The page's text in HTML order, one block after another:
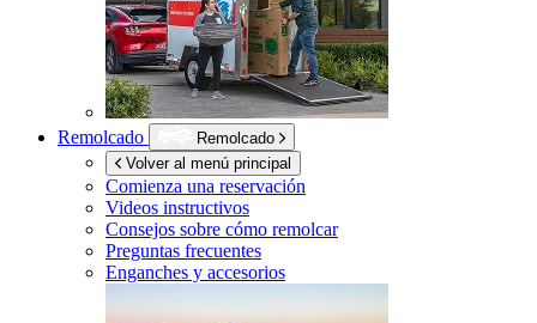
Remolcado
Remolcado
Volver al menú principal
Comienza una reservación
Videos instructivos
Consejos sobre cómo remolcar
Preguntas frecuentes
Enganches y accesorios